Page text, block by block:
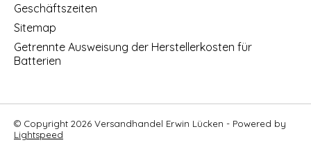
Geschäftszeiten
Sitemap
Getrennte Ausweisung der Herstellerkosten für
Batterien
© Copyright 2026 Versandhandel Erwin Lücken - Powered by
Lightspeed